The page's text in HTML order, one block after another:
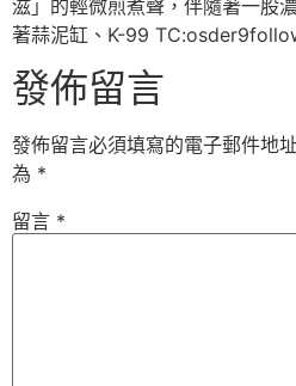
滋」的輕微煎煮聲，伴隨著一股
著蒜泥缸、K-99
發佈留言
發佈留言必須填寫的電子郵件地
為 *
留言 *